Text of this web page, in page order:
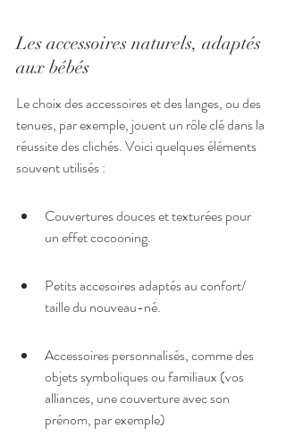
Les accessoires naturels, adaptés
aux bébés
Le choix des accessoires et des langes, ou des
tenues, par exemple, jouent un rôle clé dans la
réussite des clichés. Voici quelques éléments
souvent utilisés :
Couvertures douces et texturées pour
un effet cocooning.
Petits accesoires adaptés au confort/
taille du nouveau-né.
Accessoires personnalisés, comme des
objets symboliques ou familiaux (vos
alliances, une couverture avec son
prénom, par exemple)